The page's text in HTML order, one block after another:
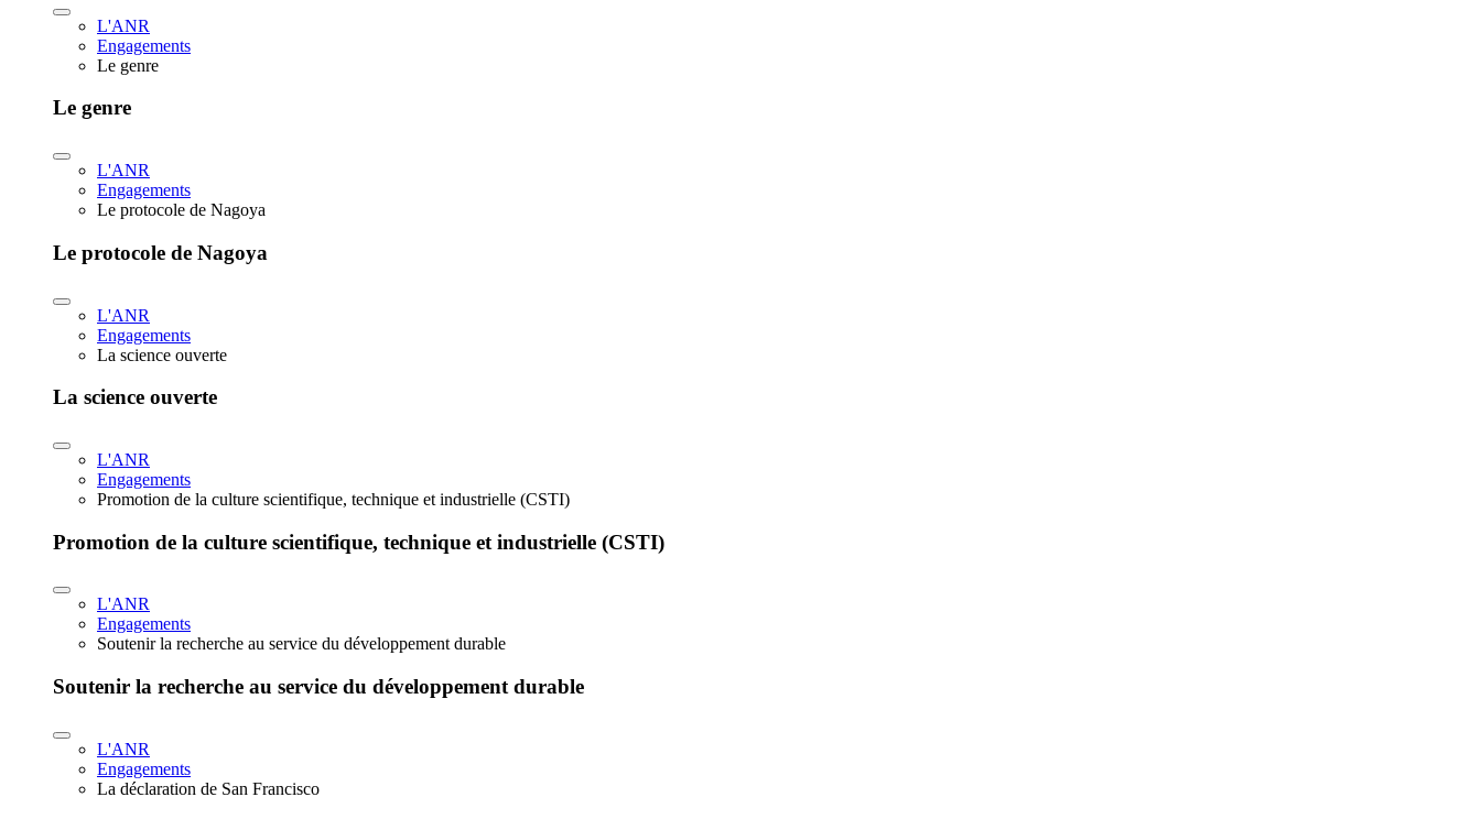
L'ANR
Engagements
Le genre
Le genre
L'ANR
Engagements
Le protocole de Nagoya
Le protocole de Nagoya
L'ANR
Engagements
La science ouverte
La science ouverte
L'ANR
Engagements
Promotion de la culture scientifique, technique et industrielle (CSTI)
Promotion de la culture scientifique, technique et industrielle (CSTI)
L'ANR
Engagements
Soutenir la recherche au service du développement durable
Soutenir la recherche au service du développement durable
L'ANR
Engagements
La déclaration de San Francisco